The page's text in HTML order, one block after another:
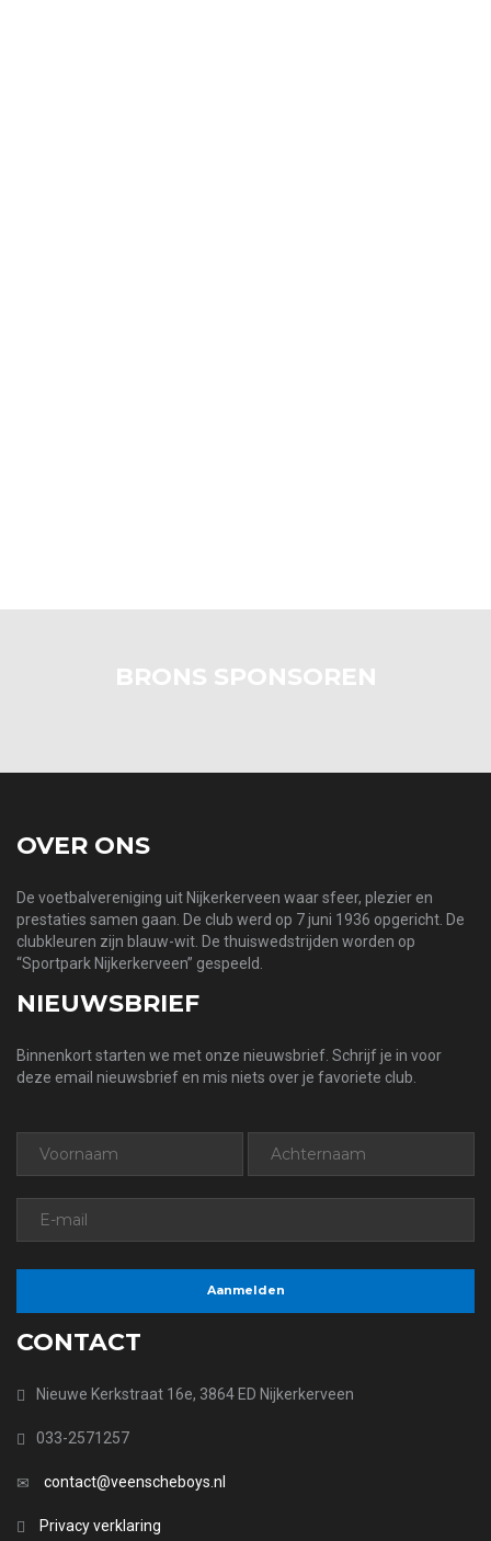
BRONS SPONSOREN
OVER ONS
De voetbalvereniging uit Nijkerkerveen waar sfeer, plezier en
prestaties samen gaan. De club werd op 7 juni 1936 opgericht. De
clubkleuren zijn blauw-wit. De thuiswedstrijden worden op
“Sportpark Nijkerkerveen” gespeeld.
NIEUWSBRIEF
Binnenkort starten we met onze nieuwsbrief. Schrijf je in voor
deze email nieuwsbrief en mis niets over je favoriete club.
CONTACT
Nieuwe Kerkstraat 16e, 3864 ED Nijkerkerveen
033-2571257
contact@veenscheboys.nl
Privacy verklaring